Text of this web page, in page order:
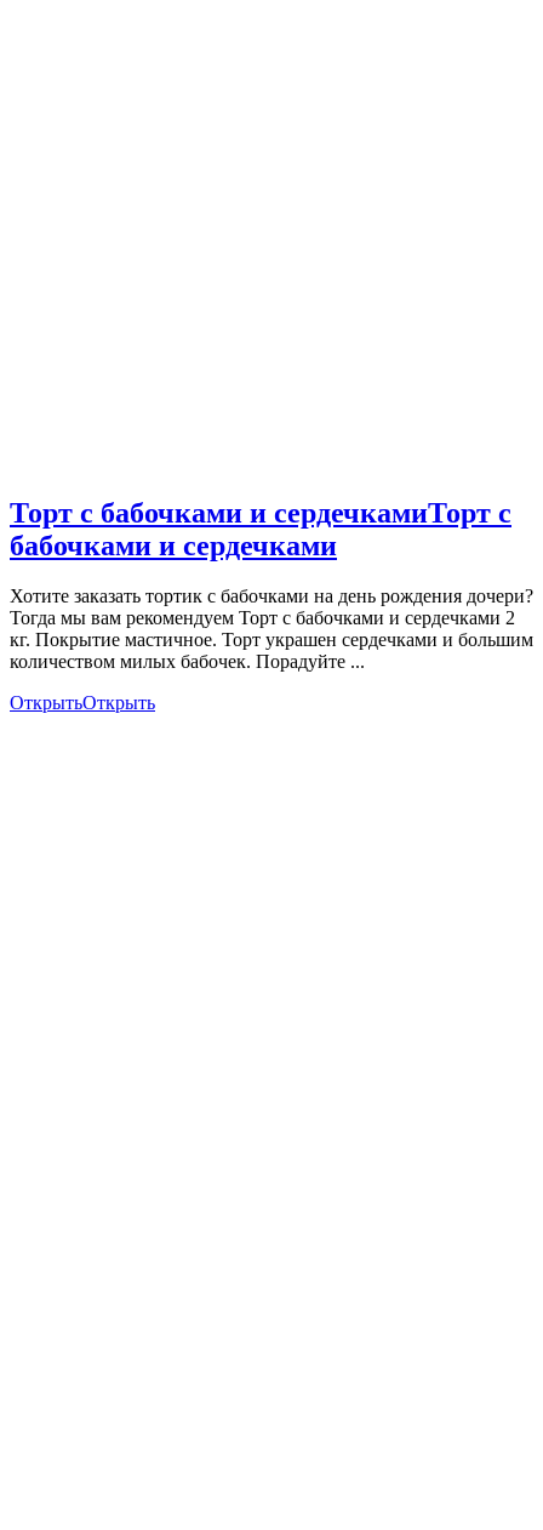
Торт с бабочками и сердечкамиТорт с
бабочками и сердечками
Хотите заказать тортик с бабочками на день рождения дочери?
Тогда мы вам рекомендуем Торт с бабочками и сердечками 2
кг. Покрытие мастичное. Торт украшен сердечками и большим
количеством милых бабочек. Порадуйте ...
ОткрытьОткрыть